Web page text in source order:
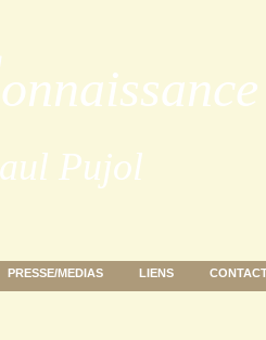
Pujol
PRESSE/MEDIAS LIENS